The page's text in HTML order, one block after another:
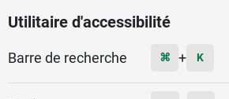
Utilitaire d'accessibilité
Barre de recherche ⌘ + K
Menu